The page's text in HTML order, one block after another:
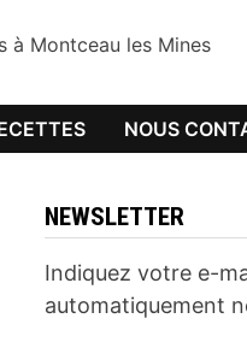
à Montceau les Mines
NOUS
NEWSLETTER
Indiquez votre e-
automatiquement